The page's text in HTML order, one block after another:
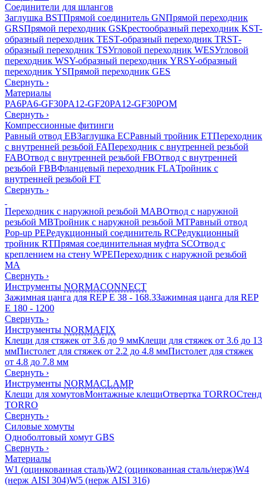
Соединители для шлангов
Заглушка BSTПрямой соединитель GNПрямой переходник
GRSПрямой переходник GSКрестообразный переходник KST-
образный переходник TESТ-образный переходник TRSТ-
образный переходник TSУгловой переходник WESУгловой
переходник WSY-образный переходник YRSY-образный
переходник YSПрямой переходник GES
Свернуть ›
Материалы
PA6PA6-GF30PA12-GF20PA12-GF30POM
Свернуть ›
Компрессионные фитинги
Равный отвод EBЗаглушка ECРавный тройник ETПереходник
с внутренней резьбой FAПереходник с внутренней резьбой
FABОтвод с внутренней резьбой FBОтвод с внутренней
резьбой FBBФланцевый переходник FLAТройник с
внутренней резьбой FT
Свернуть ›
Переходник с наружной резьбой MABОтвод с наружной
резьбой MBТройник с наружной резьбой MTРавный отвод
Pop-up PEРедукционный соединитель RCРедукционный
тройник RTПрямая соединительная муфта SCОтвод с
креплением на стену WPEПереходник с наружной резьбой
MA
Свернуть ›
Инструменты NORMACONNECT
Зажимная цанга для REP E 38 - 168.3Зажимная цанга для REP
E 180 - 1200
Свернуть ›
Инструменты NORMAFIX
Клещи для стяжек от 3.6 до 9 ммКлещи для стяжек от 3.6 до 13
ммПистолет для стяжек от 2.2 до 4.8 ммПистолет для стяжек
от 4.8 до 7.8 мм
Свернуть ›
Инструменты NORMACLAMP
Клещи для хомутовМонтажные клещиОтвертка TORROСтенд
TORRO
Свернуть ›
Силовые хомуты
Одноболтовый хомут GBS
Свернуть ›
Материалы
W1 (оцинкованная сталь)W2 (оцинкованная сталь/нерж)W4
(нерж AISI 304)W5 (нерж AISI 316)